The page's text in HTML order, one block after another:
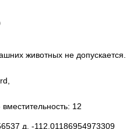
животных не допускается.
12
д. -112.01186954973309